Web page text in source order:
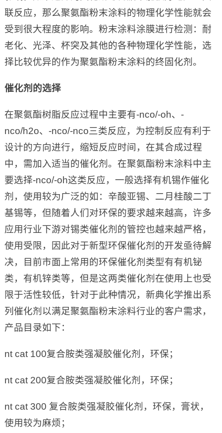
联反应，那么聚氨酯粉末涂料的物理化学性能就会
受到很大程度的影响。粉末涂料涂膜进行检测：耐
老化、光泽、杯突及其他的各种物理化学性能，选
择比较优异的作为聚氨酯粉末涂料的终固化剂。
催化剂的选择
在聚氨酯树脂反应过程中主要有-nco/-oh、-
nco/h2o、-nco/-nco三类反应，为控制反应有利于
设计的方向进行，缩短反应时间，在其合成过程
中，需加入适当的催化剂。在聚氨酯粉末涂料中主
要选择-nco/-oh这类反应，一般选择有机锡作催化
剂，使用较为广泛的如：辛酸亚锡、二月桂酸二丁
基锡等，但随着人们对环保的要求越来越高，许多
应用行业下游对锡类催化剂的管控也越来越严格，
使用受限，因此对于新型环保催化剂的开发亟待解
决，目前市面上常用的环保催化剂类型有有机铋
类，有机锌类等，但是这两类催化剂在使用上也受
限于活性较低，针对于此种情况，新典化学推出系
列催化剂以满足聚氨酯粉末涂料行业的客户需求，
产品目录如下：
nt cat 100复合胺类强凝胶催化剂，环保；
nt cat 200复合胺类强凝胶催化剂，环保；
nt cat 300 复合胺类强凝胶催化剂，环保，膏状，
使用较为麻烦；